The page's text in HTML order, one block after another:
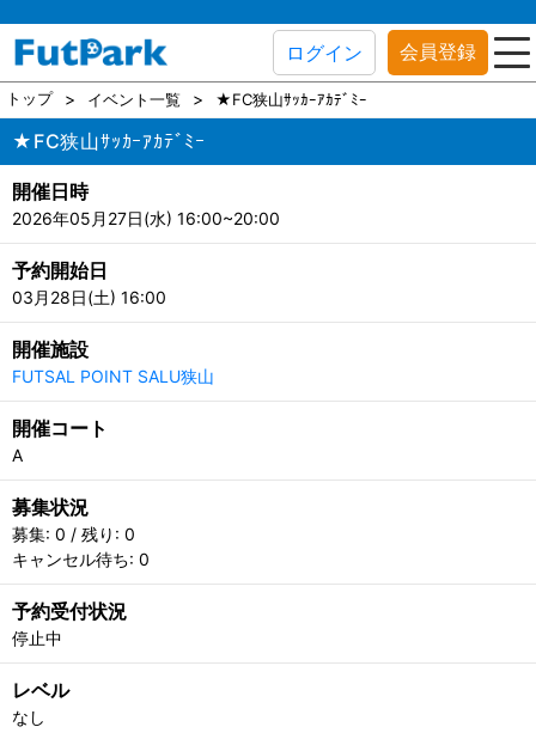
ログイン 会員登録
トップ イベント一覧 ★FC狭山ｻｯｶｰｱｶﾃﾞﾐｰ
★FC狭山ｻｯｶｰｱｶﾃﾞﾐｰ
開催日時
2026年05月27日(水) 16:00~20:00
予約開始日
03月28日(土) 16:00
開催施設
FUTSAL POINT SALU狭山
開催コート
A
募集状況
募集: 0 / 残り: 0
キャンセル待ち: 0
予約受付状況
停止中
レベル
なし